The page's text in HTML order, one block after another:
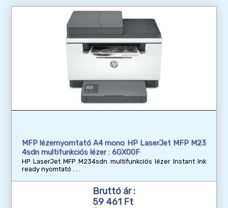
MFP lézernyomtató A4 mono HP LaserJet MFP M23
4sdn multifunkciós lézer : 6GX00F
HP LaserJet MFP M234sdn multifunkciós lézer Instant Ink
ready nyomtató
Bruttó ár :
59 461 Ft